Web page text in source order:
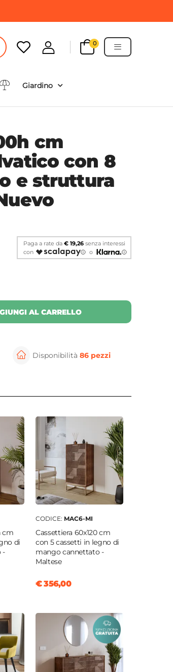
SEARCH BUTTON
0
Giardino
cm
con 8
e struttura
Paga a rate da € 19,26senza interessi
con
o
AL CARRELLO
Disponibilità 86 pezzi
cm
di
-
CODICE: MAC6-MI
Cassettiera 60x120 cm
con 5 cassetti in legno di
mango cannettato -
Maltese
€ 356,00